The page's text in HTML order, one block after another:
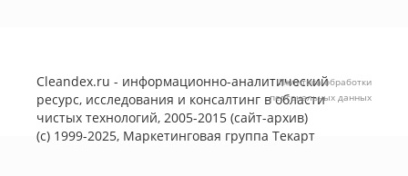
Cleandex.ru - информационно-аналитический
ресурс, исследования и консалтинг в области
чистых технологий, 2005-2015 (сайт-архив)
(с) 1999-2025, Маркетинговая группа Текарт
Политика обработки
персональных данных